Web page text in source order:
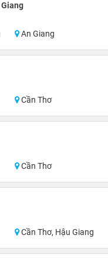
An Giang
Cần Thơ
Cần Thơ
Cần Thơ, Hậu Giang